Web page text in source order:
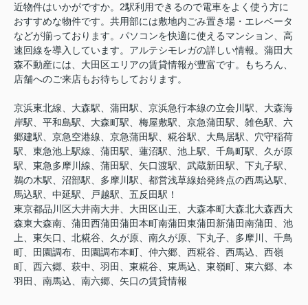
近物件はいかがですか。2駅利用できるので電車をよく使う方に
おすすめな物件です。共用部には敷地内ごみ置き場・エレベータ
などが揃っております。パソコンを快適に使えるマンション、高
速回線を導入しています。アルテシモレガの詳しい情報。蒲田大
森不動産には、大田区エリアの賃貸情報が豊富です。もちろん、
店舗へのご来店もお待ちしております。
京浜東北線、大森駅、蒲田駅、京浜急行本線の立会川駅、大森海
岸駅、平和島駅、大森町駅、梅屋敷駅、京急蒲田駅、雑色駅、六
郷建駅、京急空港線、京急蒲田駅、糀谷駅、大鳥居駅、穴守稲荷
駅、東急池上駅線、蒲田駅、蓮沼駅、池上駅、千鳥町駅、久が原
駅、東急多摩川線、蒲田駅、矢口渡駅、武蔵新田駅、下丸子駅、
鵜の木駅、沼部駅、多摩川駅、都営浅草線始発終点の西馬込駅、
馬込駅、中延駅、戸越駅、五反田駅！
東京都品川区大井南大井、大田区山王、大森本町大森北大森西大
森東大森南、蒲田西蒲田蒲田本町南蒲田東蒲田新蒲田南蒲田、池
上、東矢口、北糀谷、久が原、南久が原、下丸子、多摩川、千鳥
町、田園調布、田園調布本町、仲六郷、西糀谷、西馬込、西嶺
町、西六郷、萩中、羽田、東糀谷、東馬込、東嶺町、東六郷、本
羽田、南馬込、南六郷、矢口の賃貸情報